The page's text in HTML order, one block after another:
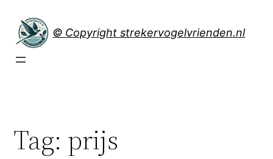
naar
inhoud
© Copyright strekervogelvrienden.nl
Tag: prijs